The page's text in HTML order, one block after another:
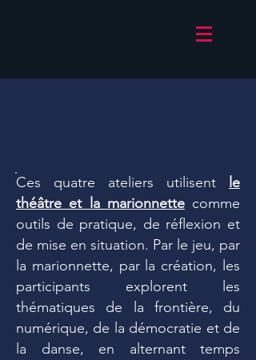
Ces quatre ateliers utilisent
le
théâtre et la marionnettecomme
outils de pratique, de réflexion et
de mise en situation. Par le jeu, par
la marionnette, par la création, les
participants explorent les
thématiques de la frontière, du
numérique, de la démocratie et de
la danse, en alternant temps